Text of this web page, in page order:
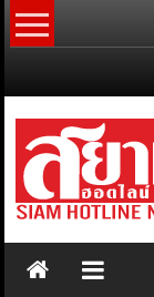
Skip
to